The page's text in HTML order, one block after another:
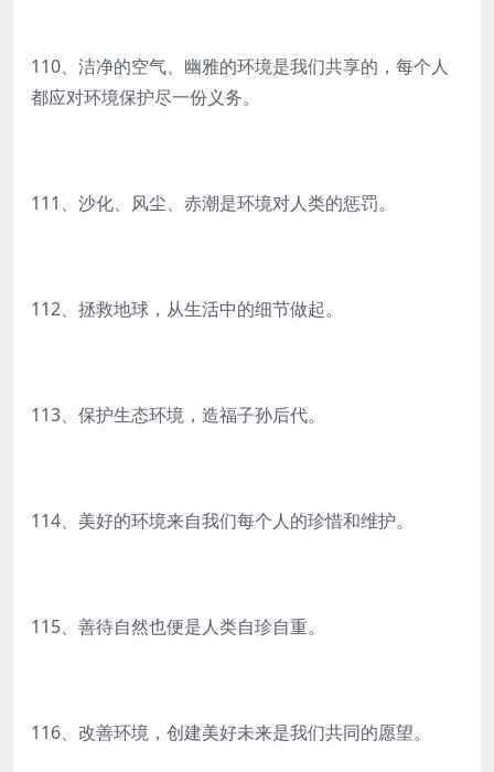
110、洁净的空气、幽雅的环境是我们共享的，每个人
都应对环境保护尽一份义务。
111、沙化、风尘、赤潮是环境对人类的惩罚。
112、拯救地球，从生活中的细节做起。
113、保护生态环境，造福子孙后代。
114、美好的环境来自我们每个人的珍惜和维护。
115、善待自然也便是人类自珍自重。
116、改善环境，创建美好未来是我们共同的愿望。